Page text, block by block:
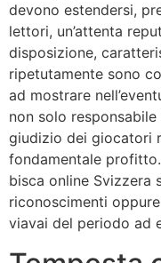
devono estendersi,
lettori, un’attenta
disposizione,
ripetutamente sono
ad mostrare
non solo
giudizio dei giocatori
fondamentale
bisca online Svizzera
riconoscimenti
viavai del periodo ad